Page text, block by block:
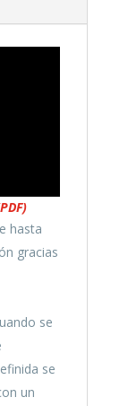
hasta
gracias
se
se
un